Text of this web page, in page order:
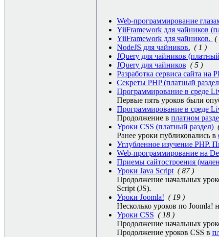
Web-программирование
YiiFramework для чайников
YiiFramework для чайников. (
NodeJS для чайников. ( 1 )
JQuery для чайников
JQuery для чайников ( 5 )
Разработка сервиса сайта
Секреты PHP (платный
Программирование в среде
Первые пять уроков были
Программирование в среде
Продолжение в платном
Уроки CSS (платный раздел)
Ранее уроки публиковались в
Углубленное изучение PHP.
Web-программирование на
Приемы сайтостроения
Уроки Java Script ( 87 )
Продолжение начальных
Script (JS).
Уроки Joomla! ( 19 )
Несколько уроков по Joomla!
Уроки CSS ( 18 )
Продолжение начальных
Продолжение уроков CSS в